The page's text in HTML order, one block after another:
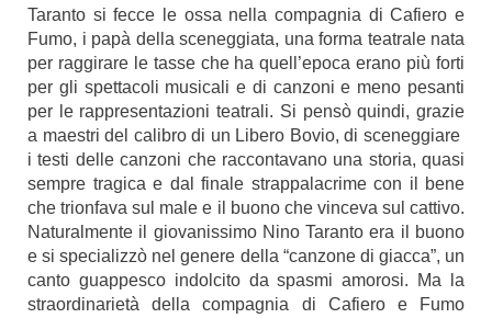
Taranto si fecce le ossa nella compagnia di Cafiero e
Fumo, i papà della sceneggiata, una forma teatrale nata
per raggirare le tasse che ha quell’epoca erano più forti
per gli spettacoli musicali e di canzoni e meno pesanti
per le rappresentazioni teatrali. Si pensò quindi, grazie
a maestri del calibro di un Libero Bovio, di sceneggiare
i testi delle canzoni che raccontavano una storia, quasi
sempre tragica e dal finale strappalacrime con il bene
che trionfava sul male e il buono che vinceva sul cattivo.
Naturalmente il giovanissimo Nino Taranto era il buono
e si specializzò nel genere della “canzone di giacca”, un
canto guappesco indolcito da spasmi amorosi. Ma la
straordinarietà della compagnia di Cafiero e Fumo